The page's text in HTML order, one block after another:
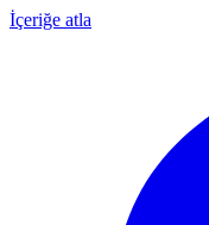
İçeriğe atla